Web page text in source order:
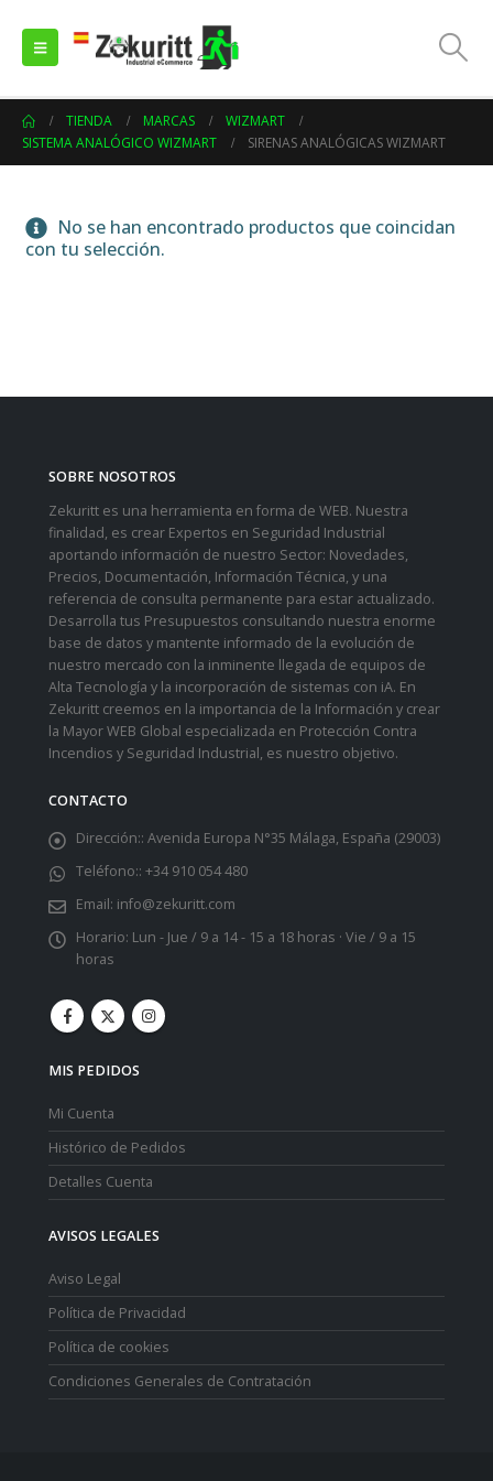
TIENDA MARCAS
WIZMART
SISTEMA ANALÓGICO WIZMART
SIRENAS ANALÓGICAS WIZMART
No se han encontrado productos que coincidan
con tu selección.
SOBRE NOSOTROS
Zekuritt es una herramienta en forma de WEB. Nuestra
finalidad, es crear Expertos en Seguridad Industrial
aportando información de nuestro Sector: Novedades,
Precios, Documentación, Información Técnica, y una
referencia de consulta permanente para estar actualizado.
Desarrolla tus Presupuestos consultando nuestra enorme
base de datos y mantente informado de la evolución de
nuestro mercado con la inminente llegada de equipos de
Alta Tecnología y la incorporación de sistemas con iA. En
Zekuritt creemos en la importancia de la Información y crear
la Mayor WEB Global especializada en Protección Contra
Incendios y Seguridad Industrial, es nuestro objetivo.
CONTACTO
Dirección:: Avenida Europa N°35 Málaga, España (29003)
Teléfono:: +34 910 054 480
Email: info@zekuritt.com
Horario: Lun - Jue / 9 a 14 - 15 a 18 horas · Vie / 9 a 15
horas
MIS PEDIDOS
Mi Cuenta
Histórico de Pedidos
Detalles Cuenta
AVISOS LEGALES
Aviso Legal
Política de Privacidad
Política de cookies
Condiciones Generales de Contratación